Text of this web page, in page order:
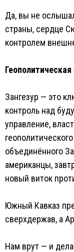
Да, вы не
страны, сердце
контролем
Зангезур — это
контроль над
управление,
объединённого
американцы,
новый виток
Южный Кавказ
сверхдержав, а
Нам врут — и